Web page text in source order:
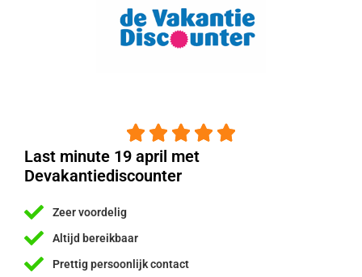
    
Last minute 19 april met
Devakantiediscounter
Zeer voordelig
Altijd bereikbaar
Prettig persoonlijk contact